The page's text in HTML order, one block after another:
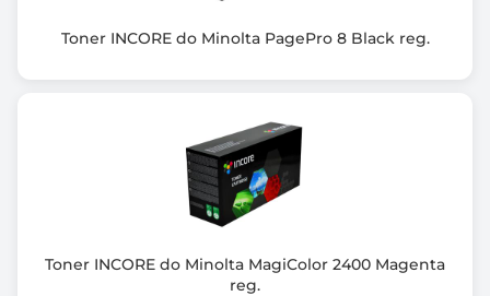
Konica Minolta bizhub C3350/C3850/C3850FS
Informacje dodatkowe
C3850/C3850FS do 60 tys. stron
Toner INCORE do Minolta PagePro 8 Black reg.
Toner INCORE do Minolta MagiColor 2400 Magenta
reg.